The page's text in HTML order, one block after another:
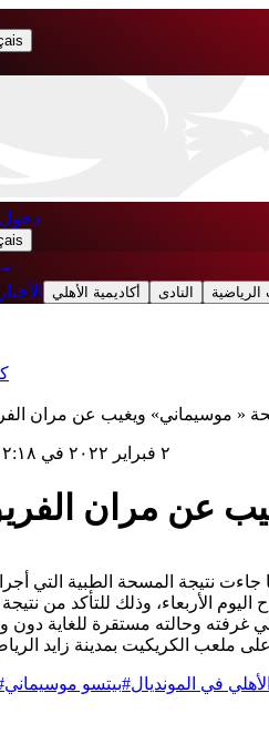
دخول
الأخبار أكاديمية الأهلي النادى الرياضية
« موسيماني» ويغيب عن مران
٢ فبراير ٢٠٢٢ في ١٢:١٨ م
عن مران
الأهلي في المونديال#بيتسو موسيماني